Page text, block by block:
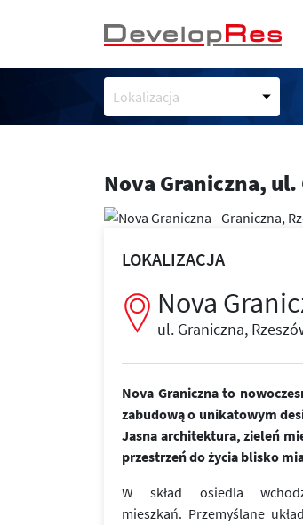
Lokalizacja
Nova Graniczna, ul.
LOKALIZACJA
Nova
ul. Graniczna,
Nova Graniczna to
zabudową o unikatowym
Jasna architektura, zieleń
przestrzeń do życia blisko
W skład osiedla
mieszkań. Przemyślane